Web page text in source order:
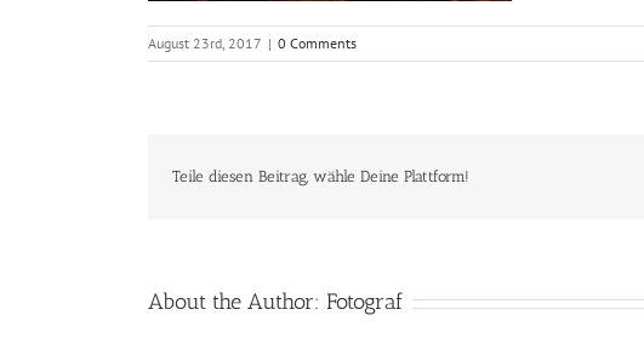
August 23rd, 2017 | 0 Comments
Teile diesen Beitrag, wähle Deine Plattform!
About the Author: Fotograf